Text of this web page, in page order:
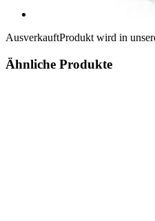
AusverkauftProdukt wird in
Ähnliche Produkte